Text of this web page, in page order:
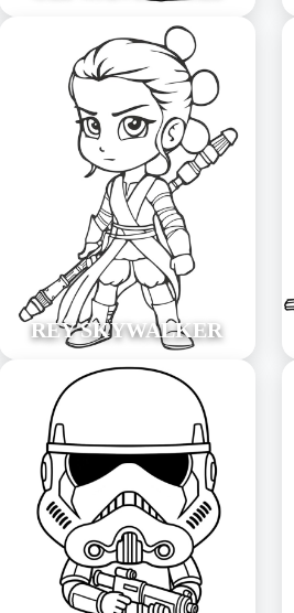
REY SKYWALKER